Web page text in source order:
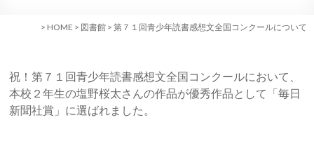
> HOME > 図書館 > 第７１回青少年読書感想文全国コンクールについて
祝！第７１回青少年読書感想文全国コンクールにおいて、
本校２年生の塩野桜太さんの作品が優秀作品として「毎日
新聞社賞」に選ばれました。